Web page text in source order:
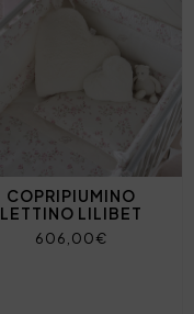
COPRIPIUMINO
LETTINO LILIBET
606,00€